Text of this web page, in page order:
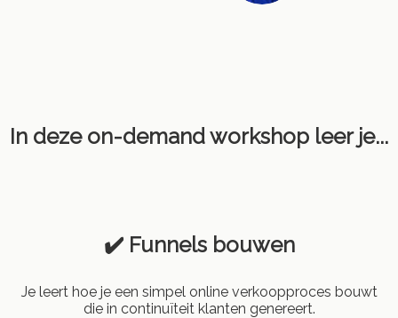
In deze on-demand workshop leer je...
✔️ Funnels bouwen
Je leert hoe je een simpel online verkoopproces bouwt
die in continuïteit klanten genereert.